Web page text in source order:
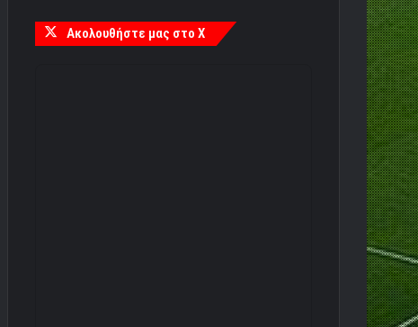
Ακολουθήστε μας στο X